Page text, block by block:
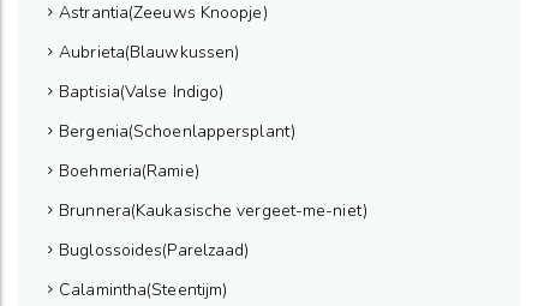
Astrantia(Zeeuws Knoopje)
Aubrieta(Blauwkussen)
Baptisia(Valse Indigo)
Bergenia(Schoenlappersplant)
Boehmeria(Ramie)
Brunnera(Kaukasische vergeet-me-niet)
Buglossoides(Parelzaad)
Calamintha(Steentijm)